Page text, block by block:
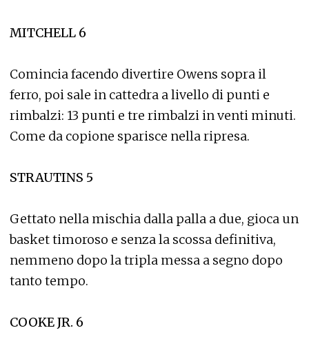
MITCHELL 6
Comincia facendo divertire Owens sopra il
ferro, poi sale in cattedra a livello di punti e
rimbalzi: 13 punti e tre rimbalzi in venti minuti.
Come da copione sparisce nella ripresa.
STRAUTINS 5
Gettato nella mischia dalla palla a due, gioca un
basket timoroso e senza la scossa definitiva,
nemmeno dopo la tripla messa a segno dopo
tanto tempo.
COOKE JR. 6